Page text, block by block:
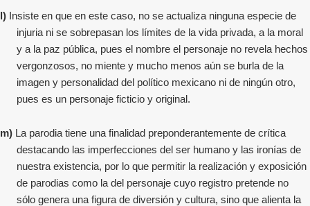
l) Insiste en que en este caso, no se actualiza ninguna especie de
injuria ni se sobrepasan los límites de la vida privada, a la moral
y a la paz pública, pues el nombre el personaje no revela hechos
vergonzosos, no miente y mucho menos aún se burla de la
imagen y personalidad del político mexicano ni de ningún otro,
pues es un personaje ficticio y original.
m) La parodia tiene una finalidad preponderantemente de crítica
destacando las imperfecciones del ser humano y las ironías de
nuestra existencia, por lo que permitir la realización y exposición
de parodias como la del personaje cuyo registro pretende no
sólo genera una figura de diversión y cultura, sino que alienta la